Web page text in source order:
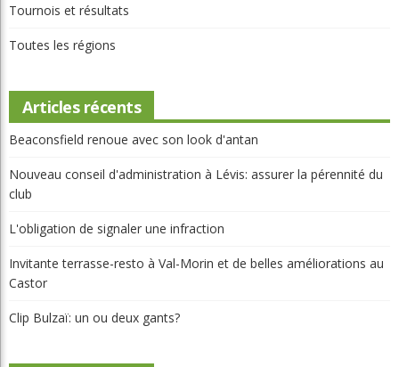
Tournois et résultats
Toutes les régions
Articles récents
Beaconsfield renoue avec son look d'antan
Nouveau conseil d'administration à Lévis: assurer la pérennité du
club
L'obligation de signaler une infraction
Invitante terrasse-resto à Val-Morin et de belles améliorations au
Castor
Clip Bulzaï: un ou deux gants?